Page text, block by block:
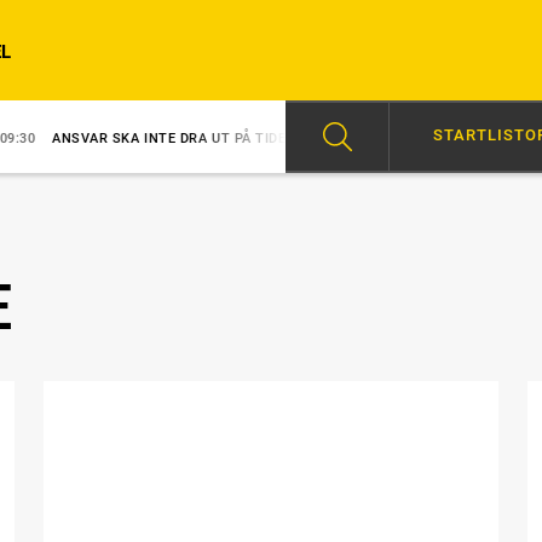
SKA INTE DRA UT PÅ TIDEN 08:26 MERRIMAN EN VINNARE DIREKT